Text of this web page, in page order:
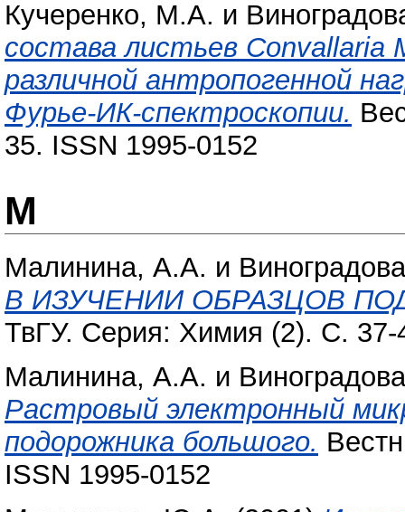
Кучеренко, М.А. и
состава листьев Convallaria
различной антропогенной
Фурье-ИК-спектроскопии.
35. ISSN 1995-0152
М
Малинина, А.А. и
В ИЗУЧЕНИИ ОБРАЗЦОВ
ТвГУ. Серия: Химия (2). С. 37-
Малинина, А.А. и
Растровый электронный
подорожника большого.
ISSN 1995-0152